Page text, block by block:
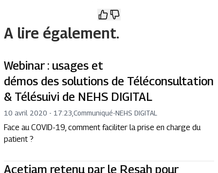
A lire également.
Webinar : usages et
démos des solutions de Téléconsultation
& Télésuivi de NEHS DIGITAL
10 avril 2020 - 17:23 Communiqué-NEHS DIGITAL
Face au COVID-19, comment faciliter la prise en charge du
patient ?
Acetiam retenu par le Resah pour